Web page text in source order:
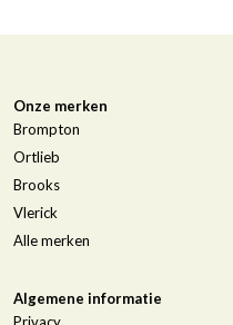
Onze merken
Brompton
Ortlieb
Brooks
Vlerick
Alle merken
Algemene informatie